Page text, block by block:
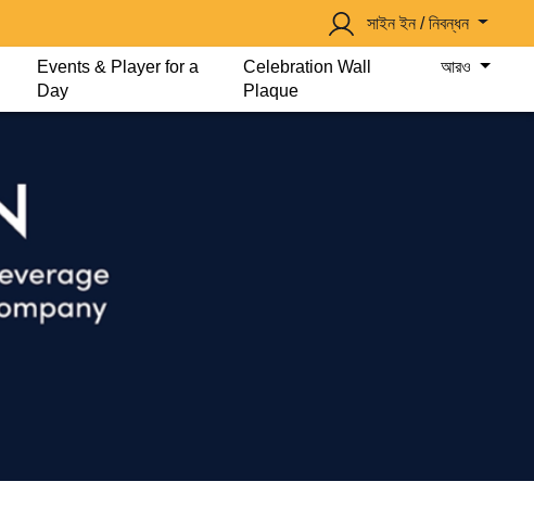
সাইন ইন / নিবন্ধন
Events & Player for a
Day
Celebration Wall
Plaque
আরও